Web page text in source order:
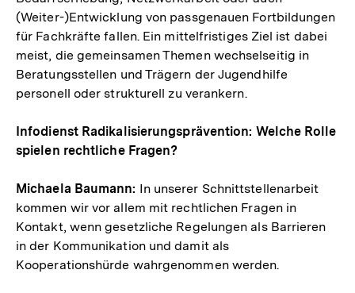
(Weiter-)Entwicklung von passgenauen Fortbildungen
für Fachkräfte fallen. Ein mittelfristiges Ziel ist dabei
meist, die gemeinsamen Themen wechselseitig in
Beratungsstellen und Trägern der Jugendhilfe
personell oder strukturell zu verankern.
Infodienst Radikalisierungsprävention: Welche Rolle
spielen rechtliche Fragen?
Michaela Baumann: In unserer Schnittstellenarbeit
kommen wir vor allem mit rechtlichen Fragen in
Kontakt, wenn gesetzliche Regelungen als Barrieren
in der Kommunikation und damit als
Kooperationshürde wahrgenommen werden.